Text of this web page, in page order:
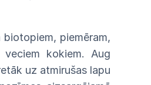
biotopiem, piemēram,
kokiem. Aug
uz atmirušas lapu